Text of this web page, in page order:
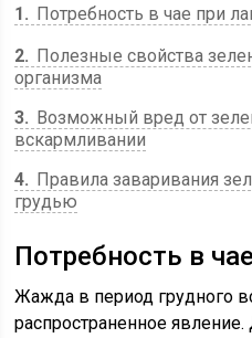
1
Потребность в чае при
2
Полезные свойства
организма
3
Возможный вред от
вскармливании
4
Правила заваривания
грудью
Потребность в
Жажда в период грудного
распространенное